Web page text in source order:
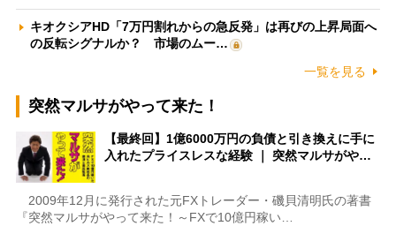
キオクシアHD「7万円割れからの急反発」は再びの上昇局面へ
の反転シグナルか？ 市場のムー…
一覧を見る
突然マルサがやって来た！
【最終回】1億6000万円の負債と引き換えに手に
入れたプライスレスな経験 ｜ 突然マルサがや…
2009年12月に発行された元FXトレーダー・磯貝清明氏の著書
『突然マルサがやって来た！～FXで10億円稼い…